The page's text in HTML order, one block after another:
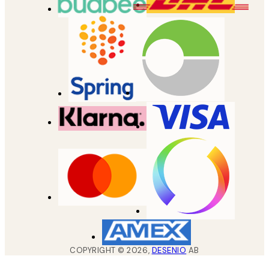
COPYRIGHT ©2026, DESENIO AB